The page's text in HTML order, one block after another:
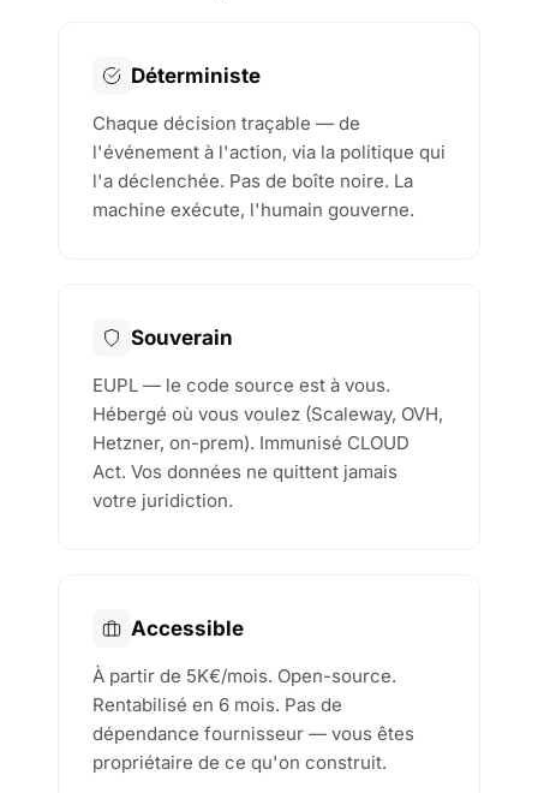
Déterministe
Chaque décision traçable — de
l'événement à l'action, via la politique qui
l'a déclenchée. Pas de boîte noire. La
machine exécute, l'humain gouverne.
Souverain
EUPL — le code source est à vous.
Hébergé où vous voulez (Scaleway, OVH,
Hetzner, on-prem). Immunisé CLOUD
Act. Vos données ne quittent jamais
votre juridiction.
Accessible
À partir de 5K€/mois. Open-source.
Rentabilisé en 6 mois. Pas de
dépendance fournisseur — vous êtes
propriétaire de ce qu'on construit.